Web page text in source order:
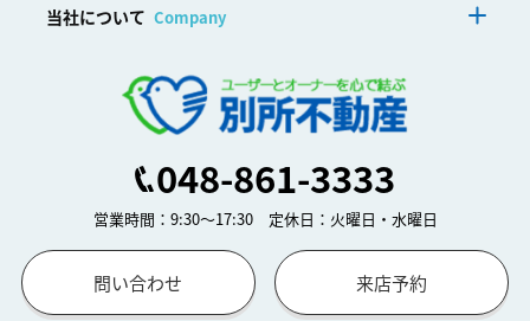
当社について Company
048-861-3333
営業時間：9:30～17:30 定休日：火曜日・水曜日
問い合わせ 来店予約